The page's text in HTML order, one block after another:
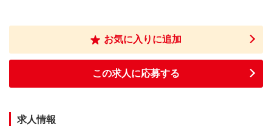
お気に入りに追加
この求人に応募する
求人情報